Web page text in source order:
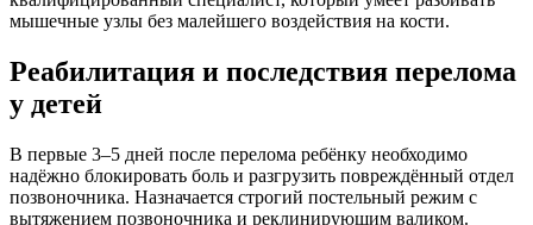
мышечные узлы без малейшего воздействия на кости.
Реабилитация и последствия перелома
у детей
В первые 3–5 дней после перелома ребёнку необходимо
надёжно блокировать боль и разгрузить повреждённый отдел
позвоночника. Назначается строгий постельный режим с
вытяжением позвоночника и реклинирующим валиком.